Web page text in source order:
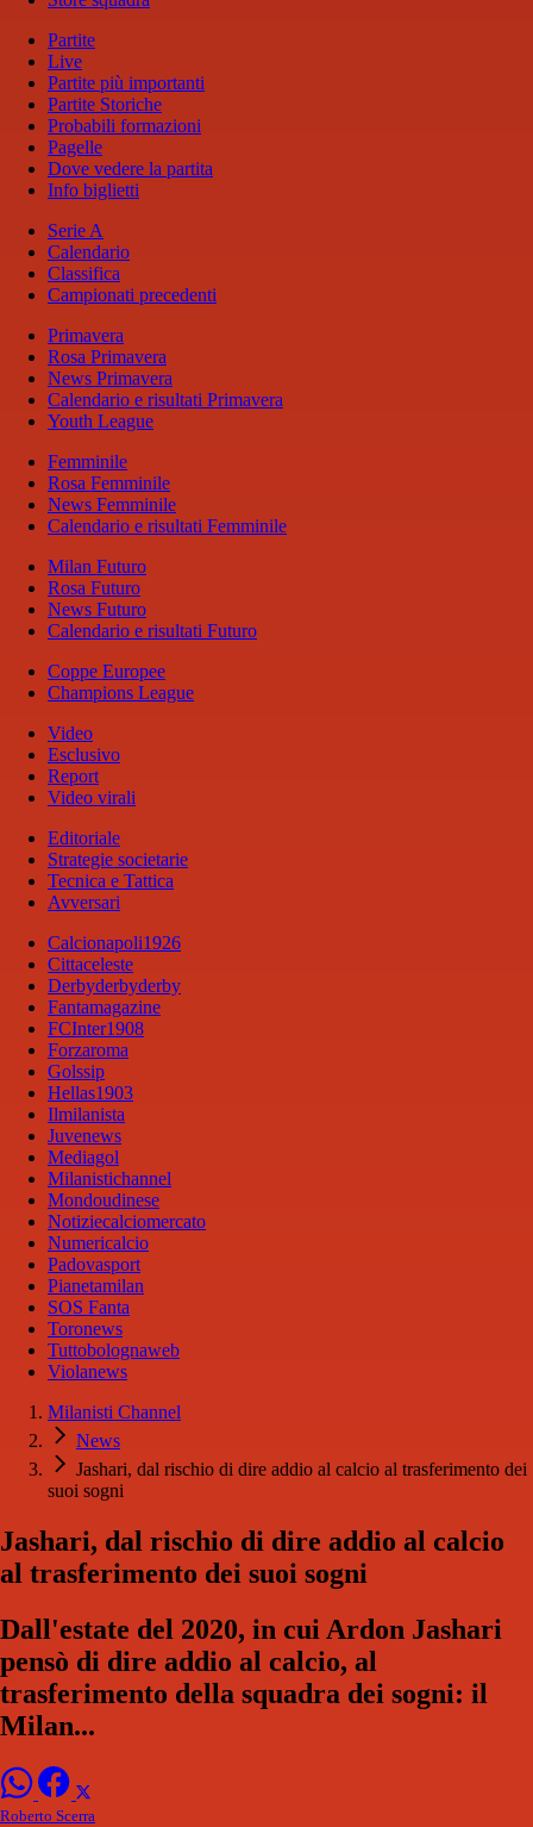
Partite
Live
Partite più importanti
Partite Storiche
Probabili formazioni
Pagelle
Dove vedere la partita
Info biglietti
Serie A
Calendario
Classifica
Campionati precedenti
Primavera
Rosa Primavera
News Primavera
Calendario e risultati Primavera
Youth League
Femminile
Rosa Femminile
News Femminile
Calendario e risultati Femminile
Milan Futuro
Rosa Futuro
News Futuro
Calendario e risultati Futuro
Coppe Europee
Champions League
Video
Esclusivo
Report
Video virali
Editoriale
Strategie societarie
Tecnica e Tattica
Avversari
Calcionapoli1926
Cittaceleste
Derbyderbyderby
Fantamagazine
FCInter1908
Forzaroma
Golssip
Hellas1903
Ilmilanista
Juvenews
Mediagol
Milanistichannel
Mondoudinese
Notiziecalciomercato
Numericalcio
Padovasport
Pianetamilan
SOS Fanta
Toronews
Tuttobolognaweb
Violanews
Milanisti Channel
News
Jashari, dal rischio di dire addio al calcio al trasferimento dei
suoi sogni
Jashari, dal rischio di dire addio al calcio
al trasferimento dei suoi sogni
Dall'estate del 2020, in cui Ardon Jashari
pensò di dire addio al calcio, al
trasferimento della squadra dei sogni: il
Milan...
Roberto Scerra